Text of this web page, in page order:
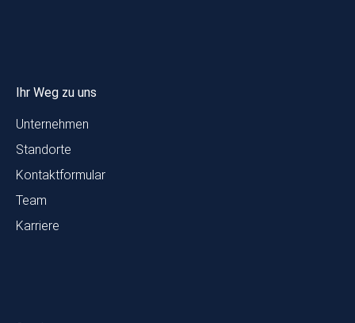
Ihr Weg zu uns
Unternehmen
Standorte
Kontaktformular
Team
Karriere